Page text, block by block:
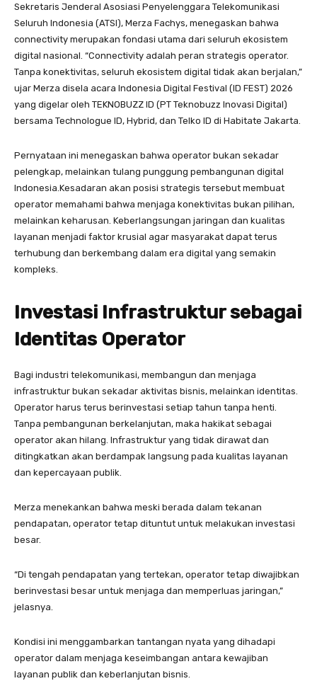
Sekretaris Jenderal Asosiasi Penyelenggara Telekomunikasi
Seluruh Indonesia (ATSI), Merza Fachys, menegaskan bahwa
connectivity merupakan fondasi utama dari seluruh ekosistem
digital nasional. “Connectivity adalah peran strategis operator.
Tanpa konektivitas, seluruh ekosistem digital tidak akan berjalan,”
ujar Merza disela acara Indonesia Digital Festival (ID FEST) 2026
yang digelar oleh TEKNOBUZZ ID (PT Teknobuzz Inovasi Digital)
bersama Technologue ID, Hybrid, dan Telko ID di Habitate Jakarta.
Pernyataan ini menegaskan bahwa operator bukan sekadar
pelengkap, melainkan tulang punggung pembangunan digital
Indonesia.Kesadaran akan posisi strategis tersebut membuat
operator memahami bahwa menjaga konektivitas bukan pilihan,
melainkan keharusan. Keberlangsungan jaringan dan kualitas
layanan menjadi faktor krusial agar masyarakat dapat terus
terhubung dan berkembang dalam era digital yang semakin
kompleks.
Investasi Infrastruktur sebagai
Identitas Operator
Bagi industri telekomunikasi, membangun dan menjaga
infrastruktur bukan sekadar aktivitas bisnis, melainkan identitas.
Operator harus terus berinvestasi setiap tahun tanpa henti.
Tanpa pembangunan berkelanjutan, maka hakikat sebagai
operator akan hilang. Infrastruktur yang tidak dirawat dan
ditingkatkan akan berdampak langsung pada kualitas layanan
dan kepercayaan publik.
Merza menekankan bahwa meski berada dalam tekanan
pendapatan, operator tetap dituntut untuk melakukan investasi
besar.
“Di tengah pendapatan yang tertekan, operator tetap diwajibkan
berinvestasi besar untuk menjaga dan memperluas jaringan,”
jelasnya.
Kondisi ini menggambarkan tantangan nyata yang dihadapi
operator dalam menjaga keseimbangan antara kewajiban
layanan publik dan keberlanjutan bisnis.